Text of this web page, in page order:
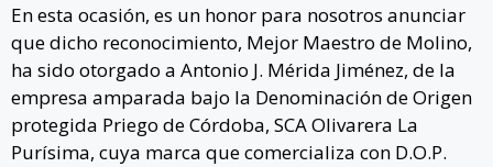
En esta ocasión, es un honor para nosotros anunciar
que dicho reconocimiento, Mejor Maestro de Molino,
ha sido otorgado a Antonio J. Mérida Jiménez, de la
empresa amparada bajo la Denominación de Origen
protegida Priego de Córdoba, SCA Olivarera La
Purísima, cuya marca que comercializa con D.O.P.